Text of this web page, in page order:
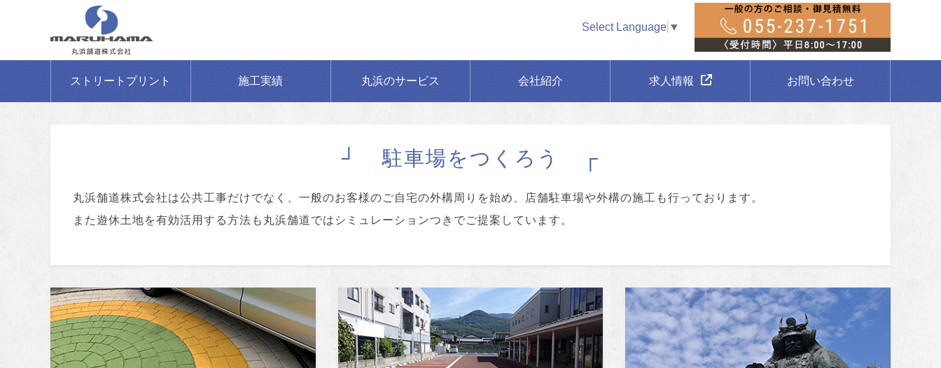
Select Language ▼
ストリートプリント 施工実績 丸浜のサービス 会社紹介 求人情報 お問い合わせ
駐車場をつくろう
丸浜舗道株式会社は公共工事だけでなく、一般のお客様のご自宅の外構周りを始め、店舗駐車場や外構の施工も行っております。
また遊休土地を有効活用する方法も丸浜舗道ではシミュレーションつきでご提案しています。